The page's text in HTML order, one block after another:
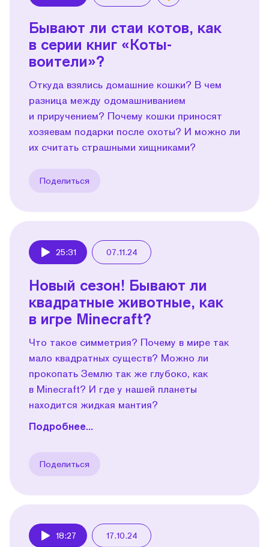
Бывают ли стаи котов, как
в серии книг «Коты-
воители»?
Откуда взялись домашние кошки? В чем
разница между одомашниванием
и приручением? Почему кошки приносят
хозяевам подарки после охоты? И можно ли
их считать страшными хищниками?
Поделиться
25:31 07.11.24
Новый сезон! Бывают ли
квадратные животные, как
в игре Minecraft?
Что такое симметрия? Почему в мире так
мало квадратных существ? Можно ли
прокопать Землю так же глубоко, как
в Minecraft? И где у нашей планеты
находится жидкая мантия?
Подробнее...
Поделиться
18:27 17.10.24